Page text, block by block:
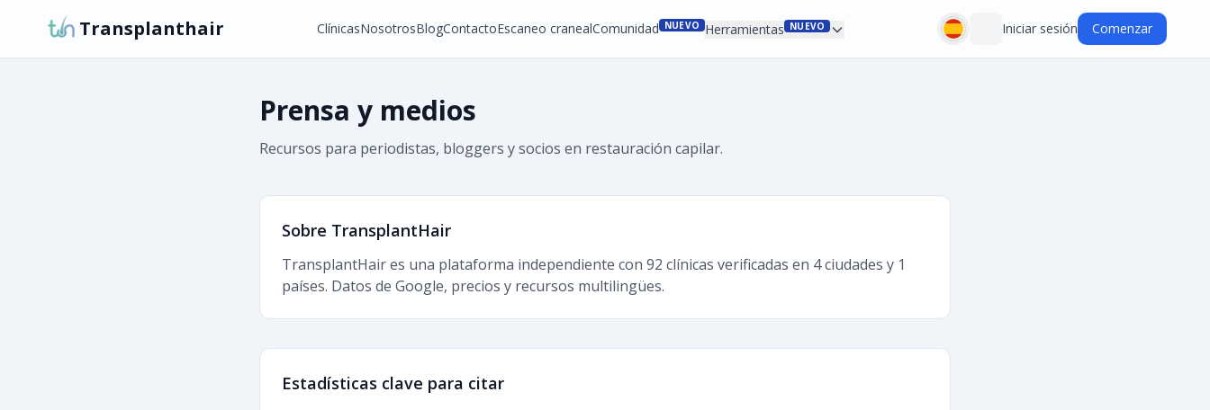
Transplanthair ClínicasNosotrosBlogContactoEscaneo cranealComunidad NUEVO Herramientas NUEVO Iniciar sesión Comenzar
Prensa y medios
Recursos para periodistas, bloggers y socios en restauración capilar.
Sobre TransplantHair
TransplantHair es una plataforma independiente con 92 clínicas verificadas en 4 ciudades y 1
países. Datos de Google, precios y recursos multilingües.
Estadísticas clave para citar